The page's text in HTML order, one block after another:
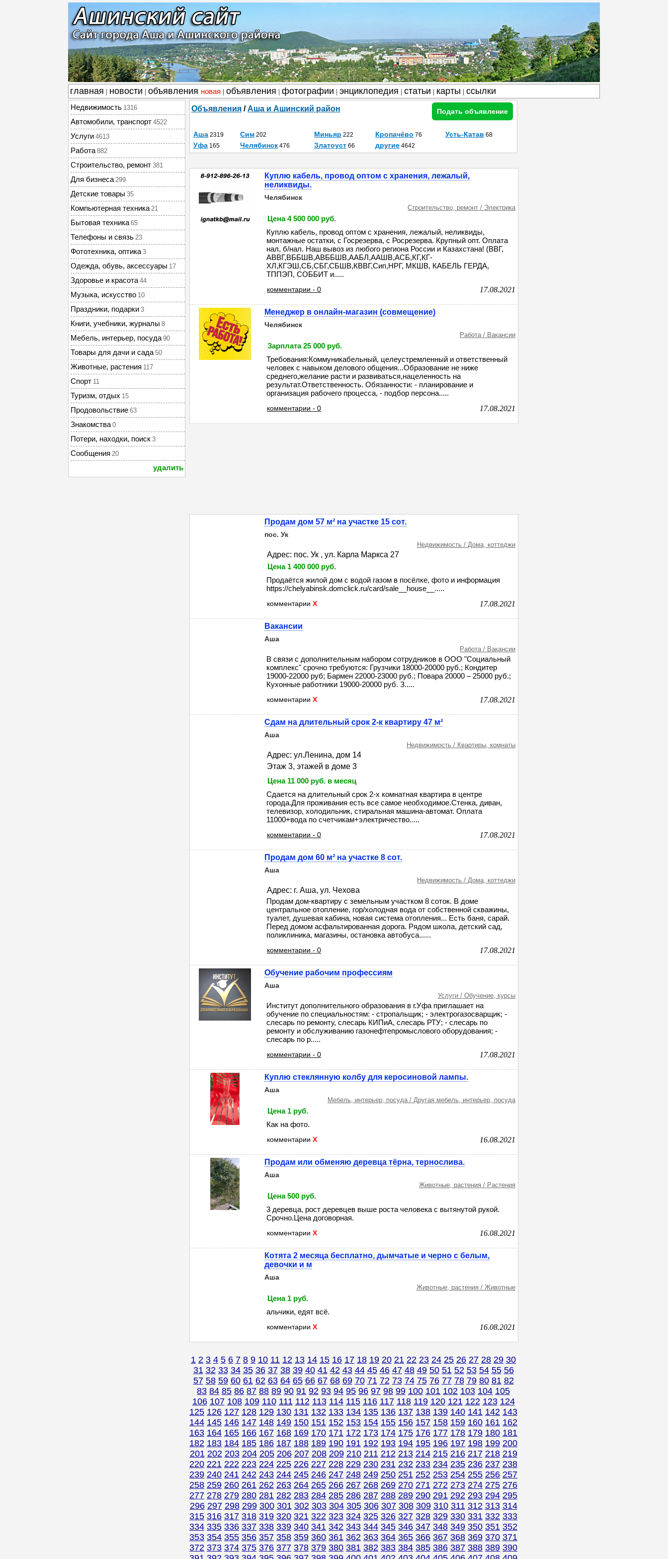
главная новости объявления новая объявления фотографии энциклопедия статьи карты ссылки
Недвижимость 1316
Автомобили, транспорт 4522
Услуги 4613
Работа 882
Строительство, ремонт 381
Для бизнеса 299
Детские товары 35
Компьютерная техника 21
Бытовая техника 65
Телефоны и связь 23
Фототехника, оптика 3
Одежда, обувь, аксессуары 17
Здоровье и красота 44
Музыка, искусство 10
Праздники, подарки 3
Книги, учебники, журналы 8
Мебель, интерьер, посуда 90
Товары для дачи и сада 50
Животные, растения 117
Спорт 11
Туризм, отдых 15
Продовольствие 63
Знакомства 0
Потери, находки, поиск 3
Сообщения 20
удалить
Объявления /Аша и Ашинский район Подать объявление
Аша 2319 Сим 202 Миньяр 222 Кропачёво 76 Усть-Катав 68
Уфа 165 Челябинск 476 Златоуст 66 другие 4642
Куплю кабель, провод оптом с хранения, лежалый,
неликвиды.
Челябинск
Строительство, ремонт / Электрика
Цена 4 500 000 руб.
Куплю кабель, провод оптом с хранения, лежалый, неликвиды,
монтажные остатки, с Госрезерва, с Росрезерва. Крупный опт. Оплата
нал, б/нал. Наш вывоз из любого региона России и Казахстана! (ВВГ,
АВВГ,ВББШВ,АВББШВ,ААБЛ,ААШВ,АСБ,КГ,КГ-
ХЛ,КГЭШ,СБ,СБГ,СБШВ,КВВГ,Сип,НРГ, МКШВ, КАБЕЛЬ ГЕРДА,
ТППЭП, СОББИТ и.....
комментарии - 0 17.08.2021
Менеджер в онлайн-магазин (совмещение)
Челябинск
Работа / Вакансии
Зарплата 25 000 руб.
Требования:Коммуникабельный, целеустремленный и ответственный
человек с навыком делового общения...Образование не ниже
среднего,желание расти и развиваться,нацеленность на
результат.Ответственность. Обязанности: - планирование и
организация рабочего процесса, - подбор персона.....
комментарии - 0 17.08.2021
Продам дом 57 м² на участке 15 сот.
пос. Ук
Недвижимость / Дома, коттеджи
Адрес: пос. Ук , ул. Карла Маркса 27
Цена 1 400 000 руб.
Продаётся жилой дом с водой газом в посёлке, фото и информация
https://chelyabinsk.domclick.ru/card/sale__house__.....
комментарии X 17.08.2021
Вакансии
Аша
Работа / Вакансии
В связи с дополнительным набором сотрудников в ООО "Социальный
комплекс" срочно требуются: Грузчики 18000-20000 руб.; Кондитер
19000-22000 руб; Бармен 22000-23000 руб.; Повара 20000 – 25000 руб.;
Кухонные работники 19000-20000 руб. З.....
комментарии X 17.08.2021
Сдам на длительный срок 2-к квартиру 47 м²
Аша
Недвижимость / Квартиры, комнаты
Адрес: ул.Ленина, дом 14
Этаж 3, этажей в доме 3
Цена 11 000 руб. в месяц
Сдается на длительный срок 2-х комнатная квартира в центре
города.Для проживания есть все самое необходимое.Стенка, диван,
телевизор, холодильник, стиральная машина-автомат. Оплата
11000+вода по счетчикам+электричество.....
комментарии - 0 17.08.2021
Продам дом 60 м² на участке 8 сот.
Аша
Недвижимость / Дома, коттеджи
Адрес: г. Аша, ул. Чехова
Продам дом-квартиру с земельным участком 8 соток. В доме
центральное отопление, гор/холодная вода от собственной скважины,
туалет, душевая кабина, новая система отопления... Есть баня, сарай.
Перед домом асфальтированная дорога. Рядом школа, детский сад,
поликлиника, магазины, остановка автобуса......
комментарии - 0 17.08.2021
Обучение рабочим профессиям
Аша
Услуги / Обучение, курсы
Институт дополнительного образования в г.Уфа приглашает на
обучение по специальностям: - стропальщик; - электрогазосварщик; -
слесарь по ремонту, слесарь КИПиА, слесарь РТУ; - слесарь по
ремонту и обслуживанию газонефтепромыслового оборудования; -
слесарь по р.....
комментарии - 0 17.08.2021
Куплю стеклянную колбу для керосиновой лампы.
Аша
Мебель, интерьер, посуда / Другая мебель, интерьер, посуда
Цена 1 руб.
Как на фото.
комментарии X 16.08.2021
Продам или обменяю деревца тёрна, тернослива.
Аша
Животные, растения / Растения
Цена 500 руб.
3 деревца, рост деревцев выше роста человека с вытянутой рукой.
Срочно.Цена договорная.
комментарии X 16.08.2021
Котята 2 месяца бесплатно, дымчатые и черно с белым,
девочки и м
Аша
Животные, растения / Животные
Цена 1 руб.
альчики, едят всё.
комментарии X 16.08.2021
1 2 3 4 5 6 7 8 9 10 11 12 13 14 15 16 17 18 19 20 21 22 23 24 25 26 27 28 29 30
31 32 33 34 35 36 37 38 39 40 41 42 43 44 45 46 47 48 49 50 51 52 53 54 55 56
57 58 59 60 61 62 63 64 65 66 67 68 69 70 71 72 73 74 75 76 77 78 79 80 81 82
83 84 85 86 87 88 89 90 91 92 93 94 95 96 97 98 99 100 101 102 103 104 105
106 107 108 109 110 111 112 113 114 115 116 117 118 119 120 121 122 123 124
125 126 127 128 129 130 131 132 133 134 135 136 137 138 139 140 141 142 143
144 145 146 147 148 149 150 151 152 153 154 155 156 157 158 159 160 161 162
163 164 165 166 167 168 169 170 171 172 173 174 175 176 177 178 179 180 181
182 183 184 185 186 187 188 189 190 191 192 193 194 195 196 197 198 199 200
201 202 203 204 205 206 207 208 209 210 211 212 213 214 215 216 217 218 219
220 221 222 223 224 225 226 227 228 229 230 231 232 233 234 235 236 237 238
239 240 241 242 243 244 245 246 247 248 249 250 251 252 253 254 255 256 257
258 259 260 261 262 263 264 265 266 267 268 269 270 271 272 273 274 275 276
277 278 279 280 281 282 283 284 285 286 287 288 289 290 291 292 293 294 295
296 297 298 299 300 301 302 303 304 305 306 307 308 309 310 311 312 313 314
315 316 317 318 319 320 321 322 323 324 325 326 327 328 329 330 331 332 333
334 335 336 337 338 339 340 341 342 343 344 345 346 347 348 349 350 351 352
353 354 355 356 357 358 359 360 361 362 363 364 365 366 367 368 369 370 371
372 373 374 375 376 377 378 379 380 381 382 383 384 385 386 387 388 389 390